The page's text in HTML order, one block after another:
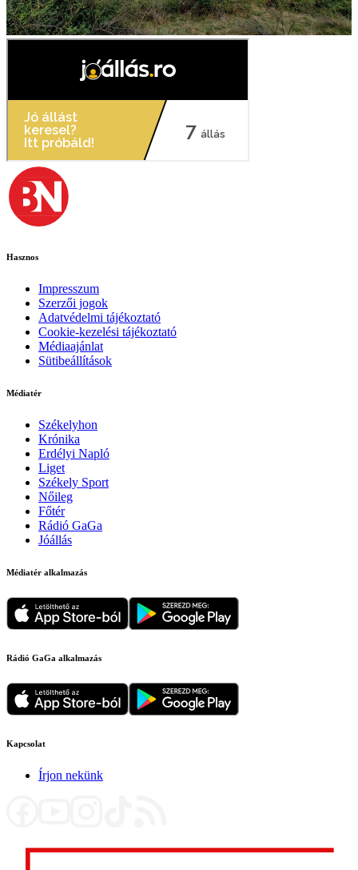
Hasznos
Impresszum
Szerzői jogok
Adatvédelmi tájékoztató
Cookie-kezelési tájékoztató
Médiaajánlat
Sütibeállítások
Médiatér
Székelyhon
Krónika
Erdélyi Napló
Liget
Székely Sport
Nőileg
Főtér
Rádió GaGa
Jóállás
Médiatér alkalmazás
Rádió GaGa alkalmazás
Kapcsolat
Írjon nekünk